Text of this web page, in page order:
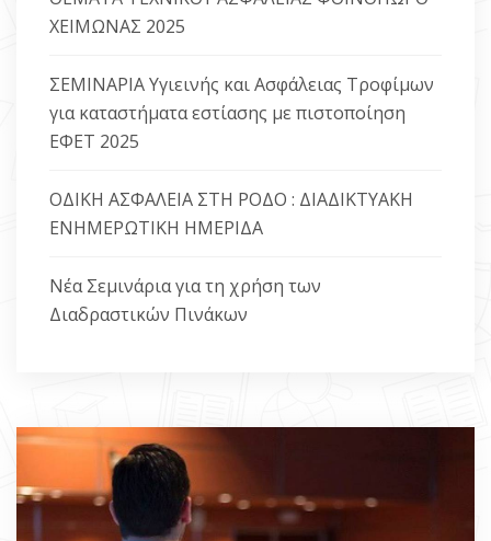
ΑΝΑΚΟΙΝΩΣΕΙΣ
ΕΠΙΚΟΙΝΩΝΙΑ
ΧΕΙΜΩΝΑΣ 2025
ΣΕΜΙΝΑΡΙΑ Υγιεινής και Ασφάλειας Τροφίμων
για καταστήματα εστίασης με πιστοποίηση
ΕΦΕΤ 2025
ΟΔΙΚΗ ΑΣΦΑΛΕΙΑ ΣΤΗ ΡΟΔΟ : ΔΙΑΔΙΚΤΥΑΚΗ
ΕΝΗΜΕΡΩΤΙΚΗ ΗΜΕΡΙΔΑ
Νέα Σεμινάρια για τη χρήση των
Διαδραστικών Πινάκων